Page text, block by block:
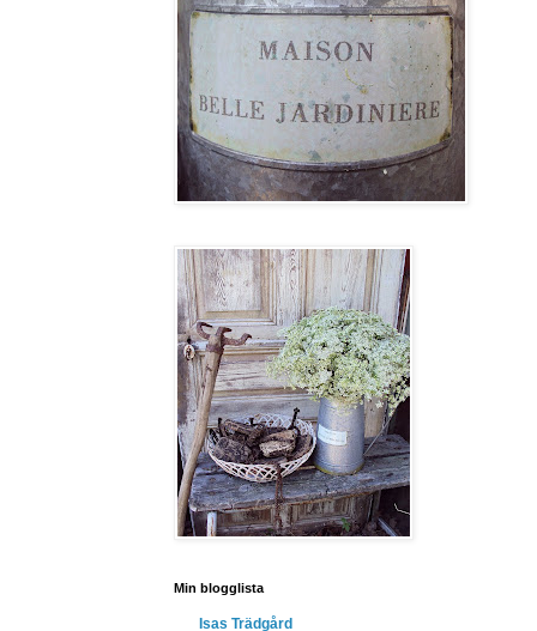
Min blogglista
Isas Trädgård